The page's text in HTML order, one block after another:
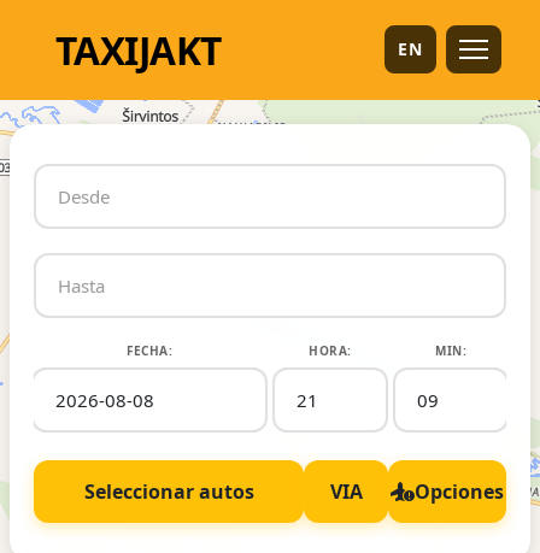
TAXIJAKT EN
FECHA: HORA: MIN:
Seleccionar autos VIA Opciones